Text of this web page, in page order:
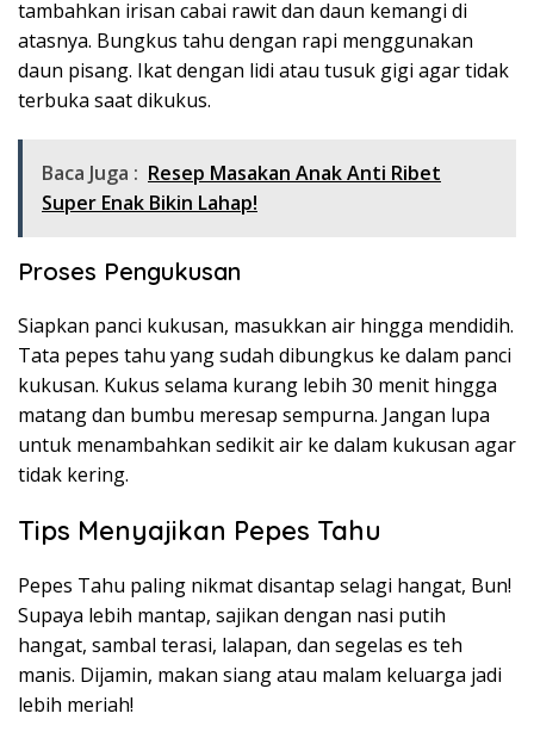
tambahkan irisan cabai rawit dan daun kemangi di
atasnya. Bungkus tahu dengan rapi menggunakan
daun pisang. Ikat dengan lidi atau tusuk gigi agar tidak
terbuka saat dikukus.
Baca Juga : Resep Masakan Anak Anti Ribet
Super Enak Bikin Lahap!
Proses Pengukusan
Siapkan panci kukusan, masukkan air hingga mendidih.
Tata pepes tahu yang sudah dibungkus ke dalam panci
kukusan. Kukus selama kurang lebih 30 menit hingga
matang dan bumbu meresap sempurna. Jangan lupa
untuk menambahkan sedikit air ke dalam kukusan agar
tidak kering.
Tips Menyajikan Pepes Tahu
Pepes Tahu paling nikmat disantap selagi hangat, Bun!
Supaya lebih mantap, sajikan dengan nasi putih
hangat, sambal terasi, lalapan, dan segelas es teh
manis. Dijamin, makan siang atau malam keluarga jadi
lebih meriah!